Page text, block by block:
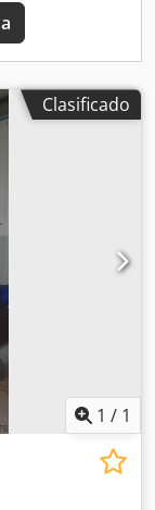
accionado 4
matrices
Clasificado
1 / 1